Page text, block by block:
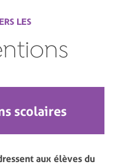
LES
scolaires
aux élèves du